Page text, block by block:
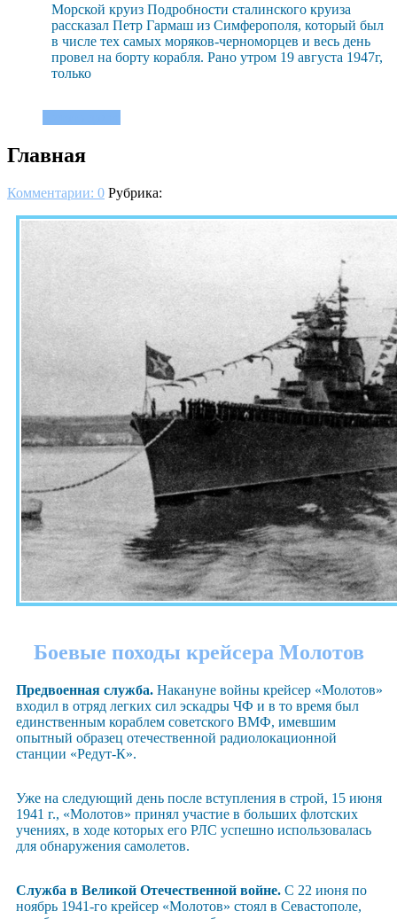
Морской круиз Подробности сталинского круиза
рассказал Петр Гармаш из Симферополя, который был
в числе тех самых моряков-черноморцев и весь день
провел на борту корабля. Рано утром 19 августа 1947г,
только
Главная
Комментарии: 0 Рубрика:
Боевые походы крейсера Молотов
Предвоенная служба. Накануне войны крейсер «Молотов»
входил в отряд легких сил эскадры ЧФ и в то время был
единственным кораблем советского ВМФ, имевшим
опытный образец отечественной радиолокационной
станции «Редут-К».
Уже на следующий день после вступления в строй, 15 июня
1941 г., «Молотов» принял участие в больших флотских
учениях, в ходе которых его РЛС успешно использовалась
для обнаружения самолетов.
Служба в Великой Отечественной войне. С 22 июня по
ноябрь 1941-го крейсер «Молотов» стоял в Севастополе,